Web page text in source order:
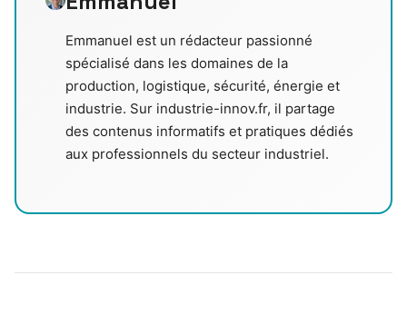
Emmanuel est un rédacteur passionné
spécialisé dans les domaines de la
production, logistique, sécurité, énergie et
industrie. Sur industrie-innov.fr, il partage
des contenus informatifs et pratiques dédiés
aux professionnels du secteur industriel.